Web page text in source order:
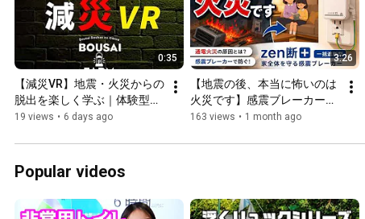
0:35
【減災VR】地震・火災からの
脱出を楽しく学ぶ｜体験型防
災コンテンツ
19 views • 6 days ago
3:26
【地震の後、本当に怖いのは
火災です】感震ブレーカー
「zen断+」
163 views • 1 month ago
Popular videos